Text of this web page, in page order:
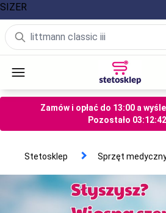
Zamów i opłać do 13:00 a
Pozostało 03:12:41
Stetosklep Sprzęt
SIZER